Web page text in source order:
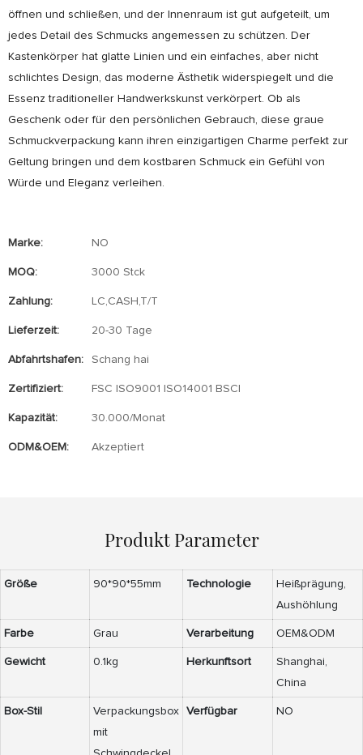
öffnen und schließen, und der Innenraum ist gut aufgeteilt, um
jedes Detail des Schmucks angemessen zu schützen. Der
Kastenkörper hat glatte Linien und ein einfaches, aber nicht
schlichtes Design, das moderne Ästhetik widerspiegelt und die
Essenz traditioneller Handwerkskunst verkörpert. Ob als
Geschenk oder für den persönlichen Gebrauch, diese graue
Schmuckverpackung kann ihren einzigartigen Charme perfekt zur
Geltung bringen und dem kostbaren Schmuck ein Gefühl von
Würde und Eleganz verleihen.
Marke: NO
MOQ: 3000 Stck
Zahlung: LC,CASH,T/T
Lieferzeit: 20-30 Tage
Abfahrtshafen: Schang hai
Zertifiziert: FSC ISO9001 ISO14001 BSCI
Kapazität: 30.000/Monat
ODM&OEM: Akzeptiert
Produkt Parameter
Größe 90*90*55mm Technologie
Heißprägung,
Aushöhlung
Farbe Grau Verarbeitung OEM&ODM
Gewicht 0.1kg Herkunftsort
Shanghai,
China
Box-Stil
Verpackungsbox
mit
Verfügbar NO